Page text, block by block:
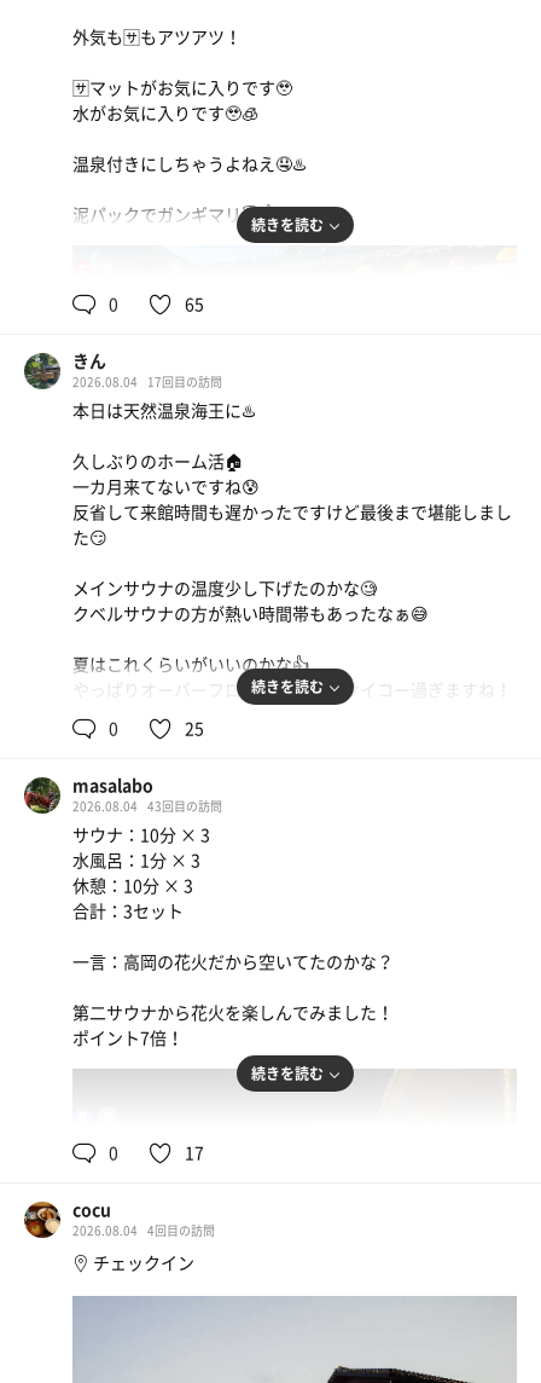
伏流のふろはす
源泉後だからすぐに爆汗💦
しっかり汗を流して、アルミ水風呂へドボン。
アルミの冷たさも相まって気持ち良さが天元突破
外気浴、いつもは賑やかな露天にも誰もおらず。
なんって、贅沢な朝なんだろう…
男性サウナの方がアプデされたりして羨ましいが
頭漬かれるやつは女子にしか無いらしいので、まぁ良い
か……。
色んなお風呂とサウナを行ったり来たりして３セット
休日のスタートとしては最高の始まりだぁ〜⭐︎
自分ちの朝ごはん
外気も🈂️もアツアツ！
🈂️マットがお気に入りです🥹
水がお気に入りです🥹🧊
温泉付きにしちゃうよねえ🤤♨️
泥パックでガンギマリ😇☝️続きを読む
0 65
きん
2026.08.04 17回目の訪問
本日は天然温泉海王に♨️
久しぶりのホーム活🏠
一カ月来てないですね😰
反省して来館時間も遅かったですけど最後まで堪能しまし
た😏
メインサウナの温度少し下げたのかな🧐
クベルサウナの方が熱い時間帯もあったなぁ😅
夏はこれくらいがいいのかな👍
やっぱりオーバーフローの水風呂がサイコー過ぎますね！
もう少し頻度上げて来ます🙇‍♂️
続きを読む
0 25
masalabo
2026.08.04 43回目の訪問
サウナ：10分 × 3
水風呂：1分 × 3
休憩：10分 × 3
合計：3セット
一言：高岡の花火だから空いてたのかな？
第二サウナから花火を楽しんでみました！
ポイント7倍！
続きを読む
0 17
cocu
2026.08.04 4回目の訪問
チェックイン